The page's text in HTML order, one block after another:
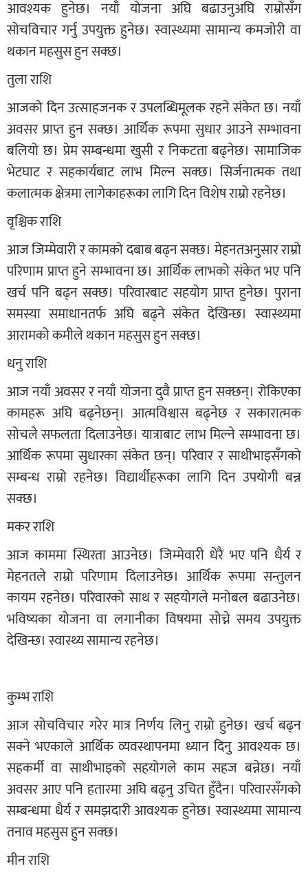
आवश्यक हुनेछ। नयाँ योजना अघि बढाउनुअघि राम्रोसँग
सोचविचार गर्नु उपयुक्त हुनेछ। स्वास्थ्यमा सामान्य कमजोरी वा
थकान महसुस हुन सक्छ।
तुला राशि
आजको दिन उत्साहजनक र उपलब्धिमूलक रहने संकेत छ। नयाँ
अवसर प्राप्त हुन सक्छ। आर्थिक रूपमा सुधार आउने सम्भावना
बलियो छ। प्रेम सम्बन्धमा खुसी र निकटता बढ्नेछ। सामाजिक
भेटघाट र सहकार्यबाट लाभ मिल्न सक्छ। सिर्जनात्मक तथा
कलात्मक क्षेत्रमा लागेकाहरूका लागि दिन विशेष राम्रो रहनेछ।
वृश्चिक राशि
आज जिम्मेवारी र कामको दबाब बढ्न सक्छ। मेहनतअनुसार राम्रो
परिणाम प्राप्त हुने सम्भावना छ। आर्थिक लाभको संकेत भए पनि
खर्च पनि बढ्न सक्छ। परिवारबाट सहयोग प्राप्त हुनेछ। पुराना
समस्या समाधानतर्फ अघि बढ्ने संकेत देखिन्छ। स्वास्थ्यमा
आरामको कमीले थकान महसुस हुन सक्छ।
धनु राशि
आज नयाँ अवसर र नयाँ योजना दुवै प्राप्त हुन सक्छन्। रोकिएका
कामहरू अघि बढ्नेछन्। आत्मविश्वास बढ्नेछ र सकारात्मक
सोचले सफलता दिलाउनेछ। यात्राबाट लाभ मिल्ने सम्भावना छ।
आर्थिक रूपमा सुधारका संकेत छन्। परिवार र साथीभाइसँगको
सम्बन्ध राम्रो रहनेछ। विद्यार्थीहरूका लागि दिन उपयोगी बन्न
सक्छ।
मकर राशि
आज काममा स्थिरता आउनेछ। जिम्मेवारी धेरै भए पनि धैर्य र
मेहनतले राम्रो परिणाम दिलाउनेछ। आर्थिक रूपमा सन्तुलन
कायम रहनेछ। परिवारको साथ र सहयोगले मनोबल बढाउनेछ।
भविष्यका योजना वा लगानीका विषयमा सोच्ने समय उपयुक्त
देखिन्छ। स्वास्थ्य सामान्य रहनेछ।
कुम्भ राशि
आज सोचविचार गरेर मात्र निर्णय लिनु राम्रो हुनेछ। खर्च बढ्न
सक्ने भएकाले आर्थिक व्यवस्थापनमा ध्यान दिनु आवश्यक छ।
सहकर्मी वा साथीभाइको सहयोगले काम सहज बन्नेछ। नयाँ
अवसर आए पनि हतारमा अघि बढ्नु उचित हुँदैन। परिवारसँगको
सम्बन्धमा धैर्य र समझदारी आवश्यक हुनेछ। स्वास्थ्यमा सामान्य
तनाव महसुस हुन सक्छ।
मीन राशि